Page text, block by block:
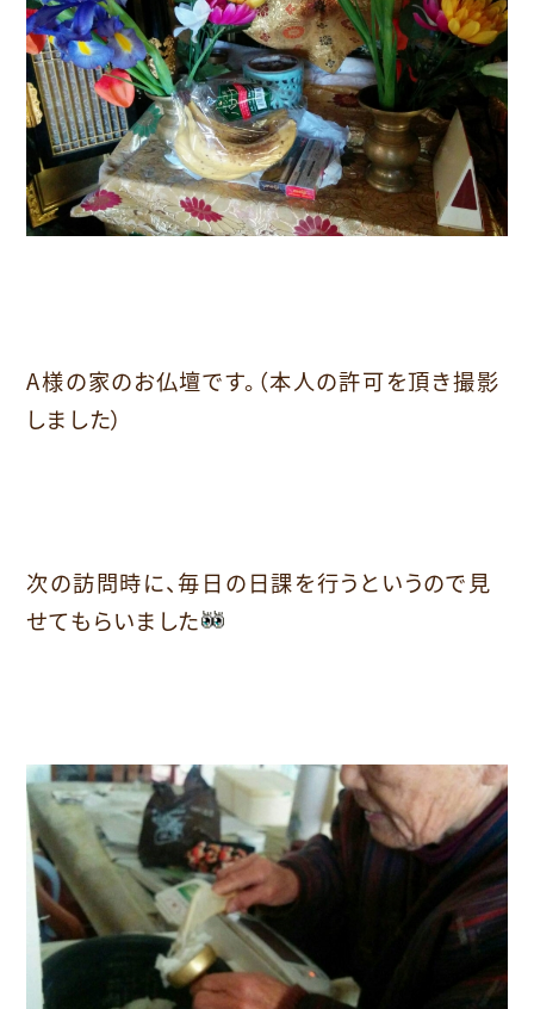
A様の家のお仏壇です。（本人の許可を頂き撮影
しました）
次の訪問時に、毎日の日課を行うというので見
せてもらいました